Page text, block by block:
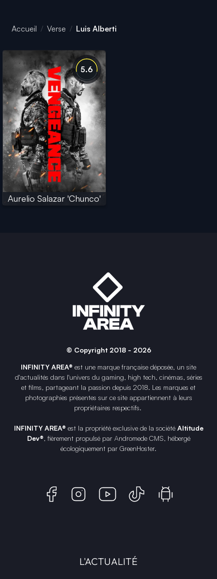
Accueil Verse Luis Alberti
5.6
Aurelio Salazar 'Chunco'
© Copyright 2018 - 2026
INFINITY AREA® est une marque française déposée, un site
d'actualités dans l'univers du gaming, high tech, cinémas, séries
et films, partageant la passion depuis 2018. Les marques et
photographies présentes sur ce site appartiennent à leurs
propriétaires respectifs.
INFINITY AREA® est la propriété exclusive de la société Altitude
Dev®, fièrement propulsé par Andromede CMS, hébergé
écologiquement par GreenHoster.
L'ACTUALITÉ